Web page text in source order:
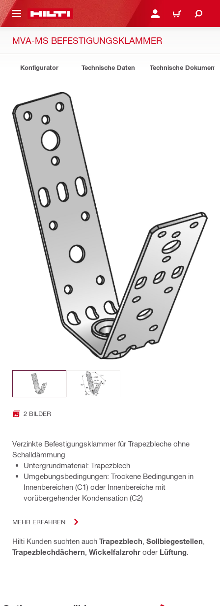
ANMELDEN ODER
WARENKORB
MVA-MS BEFESTIGUNGSKLAMMER
Konfigurator Technische Daten Technische Dokumente
2 BILDER
Verzinkte Befestigungsklammer für Trapezbleche ohne
Schalldämmung
Untergrundmaterial: Trapezblech
Umgebungsbedingungen: Trockene Bedingungen in
Innenbereichen (C1) oder Innenbereiche mit
vorübergehender Kondensation (C2)
MEHR ERFAHREN
Hilti Kunden suchten auch Trapezblech Sollbiegestellen
Trapezblechdächern Wickelfalzrohr oder Lüftung